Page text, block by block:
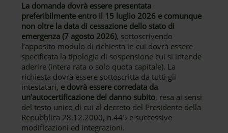
La domanda dovrà essere presentata
preferibilmente entro il 15 luglio 2026 e comunque
non oltre la data di cessazione dello stato di
emergenza (7 agosto 2026), sottoscrivendo
l’apposito modulo di richiesta in cui dovrà essere
specificata la tipologia di sospensione cui si intende
aderire (intera rata o solo quota capitale). La
richiesta dovrà essere sottoscritta da tutti gli
intestatari, e dovrà essere corredata da
un’autocertificazione del danno subito, resa ai sensi
del testo unico di cui al decreto del Presidente della
Repubblica 28.12.2000, n.445 e successive
modificazioni ed integrazioni.